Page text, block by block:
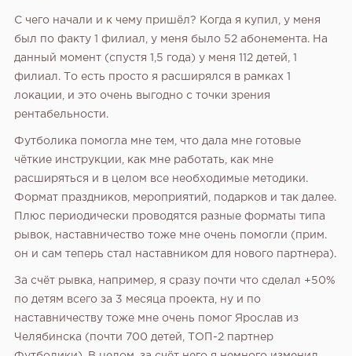
С чего начали и к чему пришёл? Когда я купил, у меня
был по факту 1 филиал, у меня было 52 абонемента. На
данный момент (спустя 1,5 года) у меня 112 детей, 1
филиал. То есть просто я расширялся в рамках 1
локации, и это очень выгодно с точки зрения
рентабельности.
Футболика помогла мне тем, что дала мне готовые
чёткие инструкции, как мне работать, как мне
расширяться и в целом все необходимые методики.
Формат праздников, мероприятий, подарков и так далее.
Плюс периодически проводятся разные форматы типа
рывок, наставничество тоже мне очень помогли (прим.
он и сам теперь стал наставником для нового партнера).
За счёт рывка, например, я сразу почти что сделал +50%
по детям всего за 3 месяца проекта, ну и по
наставничеству тоже мне очень помог Ярослав из
Челябинска (почти 700 детей, ТОП-2 партнер